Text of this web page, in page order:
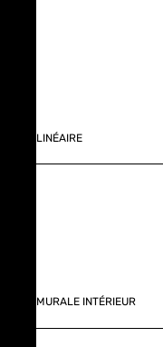
LINÉAIRE
MURALE INTÉRIEUR